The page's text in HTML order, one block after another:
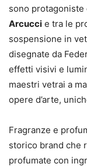
sono
Arcucci e tra le
sospensione in
disegnate da
effetti visivi e
maestri vetrai a
opere d’arte,
Fragranze e
storico brand che
profumate con